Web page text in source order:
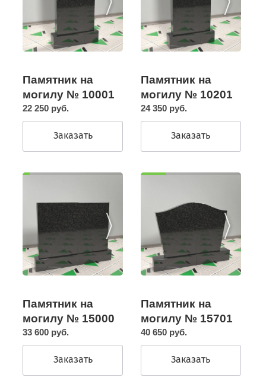
Памятник на
могилу № 10001
22 250 руб.
Заказать
Памятник на
могилу № 10201
24 350 руб.
Заказать
Памятник на
могилу № 15000
33 600 руб.
Заказать
Памятник на
могилу № 15701
40 650 руб.
Заказать